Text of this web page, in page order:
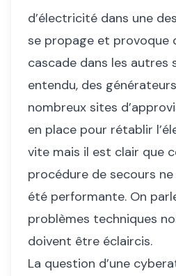
d’électricité dans une
se propage et provoque
cascade dans les autres
entendu, des
nombreux sites
en place pour rétablir
vite mais il est clair que
procédure de secours
été performante. On
problèmes techniques
doivent être éclaircis.
La question d’une